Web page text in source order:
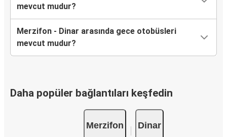
mevcut mudur?
Merzifon - Dinar arasında gece otobüsleri
mevcut mudur?
Daha popüler bağlantıları keşfedin
Merzifon Dinar